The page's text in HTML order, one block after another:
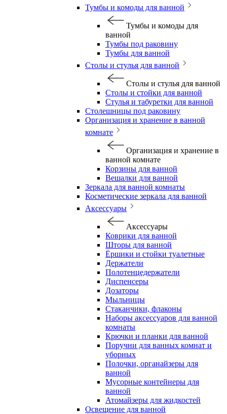
Тумбы и комоды для ванной
Тумбы и комоды для
ванной
Тумбы под раковину
Тумбы для ванной
Столы и стулья для ванной
Столы и стулья для ванной
Столы и стойки для ванной
Стулья и табуретки для ванной
Столешницы под раковину
Организация и хранение в ванной
комнате
Организация и хранение в
ванной комнате
Корзины для ванной
Вешалки для ванной
Зеркала для ванной комнаты
Косметические зеркала для ванной
Аксессуары
Аксессуары
Коврики для ванной
Шторы для ванной
Ёршики и стойки туалетные
Держатели
Полотенцедержатели
Диспенсеры
Дозаторы
Мыльницы
Стаканчики, флаконы
Наборы аксессуаров для ванной
комнаты
Крючки и планки для ванной
Поручни для ванных комнат и
уборных
Полочки, органайзеры для
ванной
Мусорные контейнеры для
ванной
Атомайзеры для жидкостей
Освещение для ванной